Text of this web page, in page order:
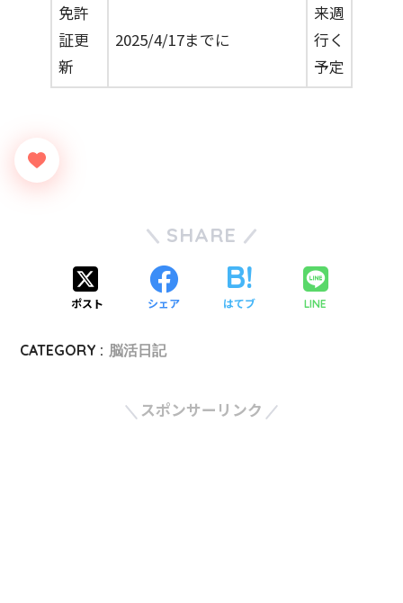
免許
証更
新
2025/4/17までに
来週
行く
予定
SHARE
ポスト シェア はてブ LINE
CATEGORY : 脳活日記
スポンサーリンク